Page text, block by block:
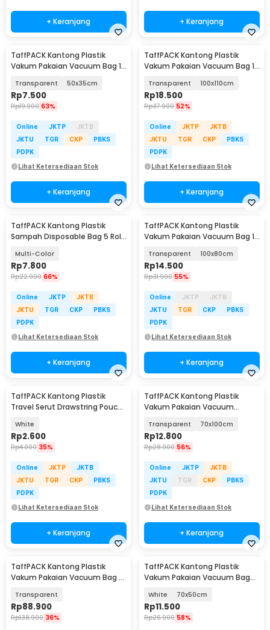
+ Keranjang + Keranjang
TaffPACK Kantong Plastik
Vakum Pakaian Vacuum Bag 1
Transparent 50x35cm
Rp7.500
Rp19.900 63%
Online JKTP
JKTB
JKTU
TGR CKP
PBKS
PDPK
Lihat Ketersediaan Stok
+ Keranjang
TaffPACK Kantong Plastik
Vakum Pakaian Vacuum Bag 1
Transparent 100x110cm
Rp18.500
Rp37.900 52%
Online JKTP
JKTB
JKTU
TGR CKP
PBKS
PDPK
Lihat Ketersediaan Stok
+ Keranjang
TaffPACK Kantong Plastik
Sampah Disposable Bag 5 Roll
Multi-Color
Rp7.800
Rp22.900 66%
Online JKTP
JKTB
JKTU
TGR CKP
PBKS
PDPK
Lihat Ketersediaan Stok
+ Keranjang
TaffPACK Kantong Plastik
Vakum Pakaian Vacuum Bag 1
Transparent 100x80cm
Rp14.500
Rp31.900 55%
Online JKTP
JKTB
JKTU
TGR CKP
PBKS
PDPK
Lihat Ketersediaan Stok
+ Keranjang
TaffPACK Kantong Plastik
Travel Serut Drawstring Pouch
White
Rp2.600
Rp4.000 35%
Online JKTP
JKTB
JKTU
TGR CKP
PBKS
PDPK
Lihat Ketersediaan Stok
+ Keranjang
TaffPACK Kantong Plastik
Vakum Pakaian Vacuum
1000
Transparent 70x100cm
Rp12.800
Rp28.900 56%
Online JKTP
JKTB
JKTU
TGR CKP
PBKS
PDPK
Lihat Ketersediaan Stok
+ Keranjang
TaffPACK Kantong Plastik
Vakum Pakaian Vacuum Bag 5
Transparent
Rp88.900
Rp138.900 36%
TaffPACK Kantong Plastik
Vakum Pakaian Vacuum Bag
White 70x50cm
Rp11.500
Rp26.900 58%